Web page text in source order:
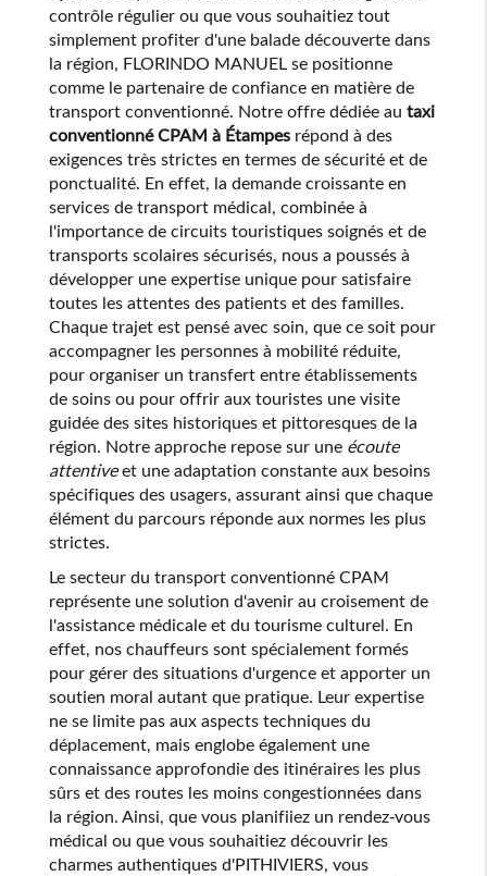
contrôle régulier ou que vous souhaitiez tout
simplement profiter d'une balade découverte dans
la région, FLORINDO MANUEL se positionne
comme le partenaire de confiance en matière de
transport conventionné. Notre offre dédiée au taxi
conventionné CPAM à Étampesrépond à des
exigences très strictes en termes de sécurité et de
ponctualité. En effet, la demande croissante en
services de transport médical, combinée à
l'importance de circuits touristiques soignés et de
transports scolaires sécurisés, nous a poussés à
développer une expertise unique pour satisfaire
toutes les attentes des patients et des familles.
Chaque trajet est pensé avec soin, que ce soit pour
accompagner les personnes à mobilité réduite,
pour organiser un transfert entre établissements
de soins ou pour offrir aux touristes une visite
guidée des sites historiques et pittoresques de la
région. Notre approche repose sur une écoute
attentiveet une adaptation constante aux besoins
spécifiques des usagers, assurant ainsi que chaque
élément du parcours réponde aux normes les plus
strictes.
Le secteur du transport conventionné CPAM
représente une solution d'avenir au croisement de
l'assistance médicale et du tourisme culturel. En
effet, nos chauffeurs sont spécialement formés
pour gérer des situations d'urgence et apporter un
soutien moral autant que pratique. Leur expertise
ne se limite pas aux aspects techniques du
déplacement, mais englobe également une
connaissance approfondie des itinéraires les plus
sûrs et des routes les moins congestionnées dans
la région. Ainsi, que vous planifiiez un rendez-vous
médical ou que vous souhaitiez découvrir les
charmes authentiques d'PITHIVIERS, vous